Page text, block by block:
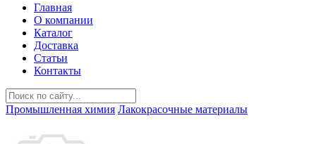
Главная
О компании
Каталог
Доставка
Статьи
Контакты
Промышленная химия Лакокрасочные материалы